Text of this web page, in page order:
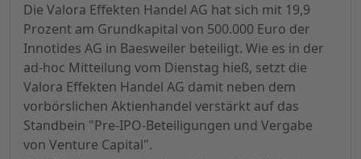
Die Valora Effekten Handel AG hat sich mit 19,9
Prozent am Grundkapital von 500.000 Euro der
Innotides AG in Baesweiler beteiligt. Wie es in der
ad-hoc Mitteilung vom Dienstag hieß, setzt die
Valora Effekten Handel AG damit neben dem
vorbörslichen Aktienhandel verstärkt auf das
Standbein "Pre-IPO-Beteiligungen und Vergabe
von Venture Capital".